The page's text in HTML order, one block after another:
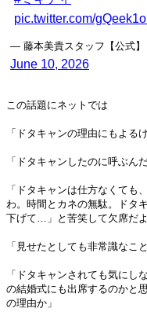
pic.twitter.com/
— 藤本美貴スタッフ【公式
June 10, 2026
この話題にネットでは
「ドタキャンの理由にもよる
「ドタキャンしたのに呼ぶん
「ドタキャンは仕方なくても
わ。時間とカネの無駄。ドタ
下げて…」と苦笑して欠席だよ
「見せたとしても非常識なこ
「ドタキャンされても気にし
の結婚式にも出席するのかと
の理由か」